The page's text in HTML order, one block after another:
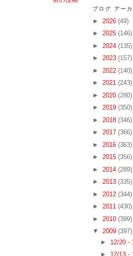
ブログ アー
► 2026 (49)
► 2025 (146)
► 2024 (135)
► 2023 (157)
► 2022 (140)
► 2021 (243)
► 2020 (280)
► 2019 (350)
► 2018 (346)
► 2017 (366)
► 2016 (363)
► 2015 (356)
► 2014 (289)
► 2013 (335)
► 2012 (344)
► 2011 (430)
► 2010 (399)
▼ 2009 (397)
► 12/20 -
► 12/13 -